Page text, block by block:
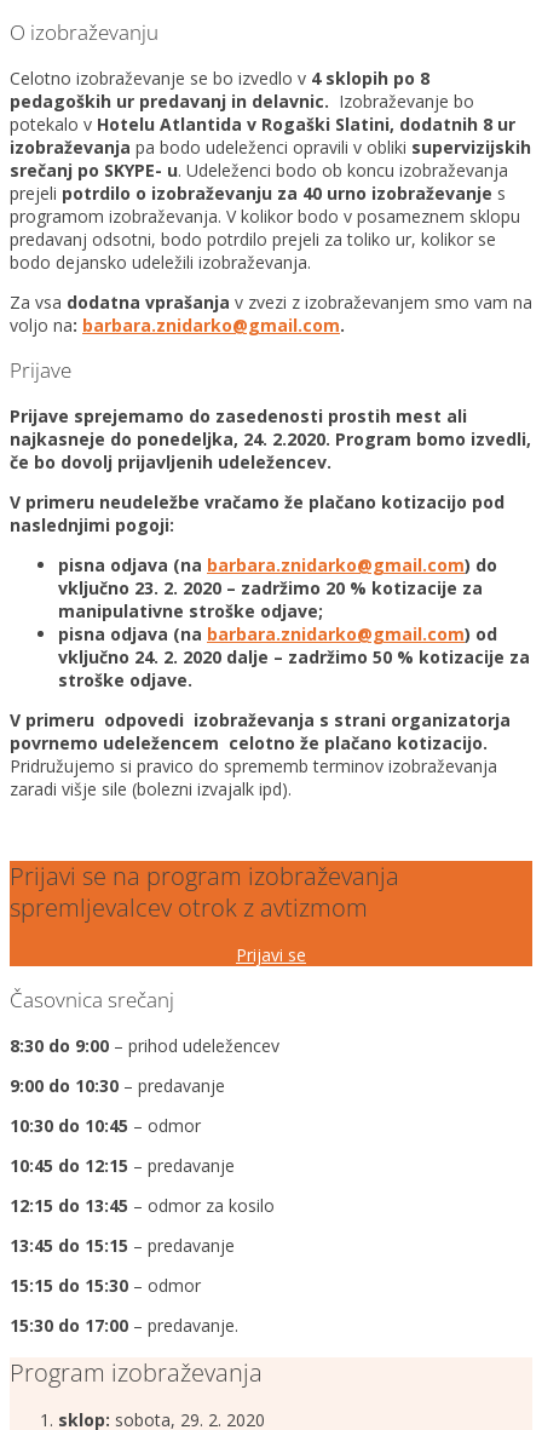
O izobraževanju
Celotno izobraževanje se bo izvedlo v 4 sklopih po 8
pedagoških ur predavanj in delavnic. Izobraževanje bo
potekalo v Hotelu Atlantida v Rogaški Slatini, dodatnih 8 ur
izobraževanja pa bodo udeleženci opravili v obliki supervizijskih
srečanj po SKYPE- u. Udeleženci bodo ob koncu izobraževanja
prejeli potrdilo o izobraževanju za 40 urno izobraževanje s
programom izobraževanja. V kolikor bodo v posameznem sklopu
predavanj odsotni, bodo potrdilo prejeli za toliko ur, kolikor se
bodo dejansko udeležili izobraževanja.
Za vsa dodatna vprašanja v zvezi z izobraževanjem smo vam na
voljo na: barbara.znidarko@gmail.com.
Prijave
Prijave sprejemamo do zasedenosti prostih mest ali
najkasneje do ponedeljka, 24. 2.2020. Program bomo izvedli,
če bo dovolj prijavljenih udeležencev.
V primeru neudeležbe vračamo že plačano kotizacijo pod
naslednjimi pogoji:
pisna odjava (na barbara.znidarko@gmail.com) do
vključno 23. 2. 2020 – zadržimo 20 % kotizacije za
manipulativne stroške odjave;
pisna odjava (na barbara.znidarko@gmail.com) od
vključno 24. 2. 2020 dalje – zadržimo 50 % kotizacije za
stroške odjave.
V primeru odpovedi izobraževanja s strani organizatorja
povrnemo udeležencem celotno že plačano kotizacijo.
Pridružujemo si pravico do sprememb terminov izobraževanja
zaradi višje sile (bolezni izvajalk ipd).
Prijavi se na program izobraževanja
spremljevalcev otrok z avtizmom
Prijavi se
Časovnica srečanj
8:30 do 9:00 – prihod udeležencev
9:00 do 10:30 – predavanje
10:30 do 10:45 – odmor
10:45 do 12:15 – predavanje
12:15 do 13:45 – odmor za kosilo
13:45 do 15:15 – predavanje
15:15 do 15:30 – odmor
15:30 do 17:00 – predavanje.
Program izobraževanja
sklop: sobota, 29. 2. 2020